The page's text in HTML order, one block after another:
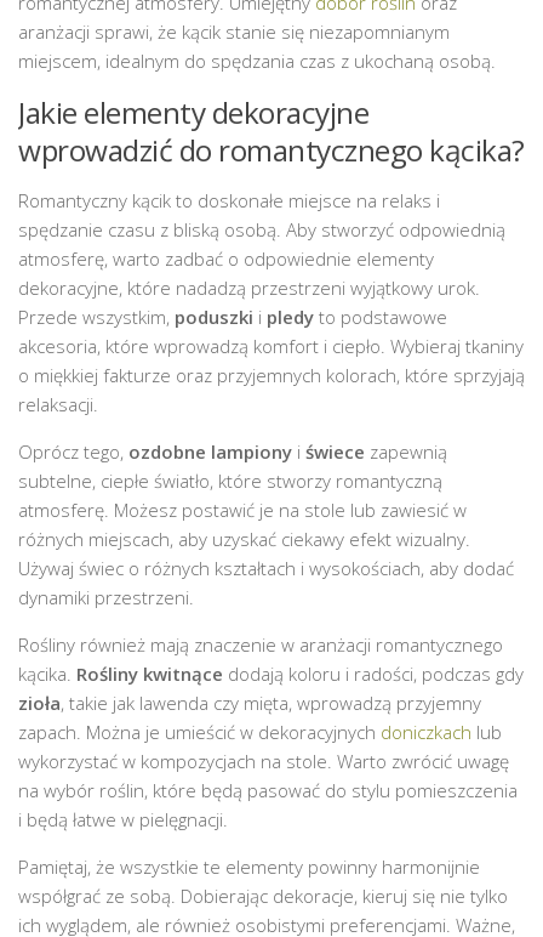
aranżacji sprawi, że kącik stanie się niezapomnianym
miejscem, idealnym do spędzania czas z ukochaną osobą.
Jakie elementy dekoracyjne
wprowadzić do romantycznego kącika?
Romantyczny kącik to doskonałe miejsce na relaks i
spędzanie czasu z bliską osobą. Aby stworzyć odpowiednią
atmosferę, warto zadbać o odpowiednie elementy
dekoracyjne, które nadadzą przestrzeni wyjątkowy urok.
Przede wszystkim, poduszki i pledy to podstawowe
akcesoria, które wprowadzą komfort i ciepło. Wybieraj tkaniny
o miękkiej fakturze oraz przyjemnych kolorach, które sprzyjają
relaksacji.
Oprócz tego, ozdobne lampiony i świece zapewnią
subtelne, ciepłe światło, które stworzy romantyczną
atmosferę. Możesz postawić je na stole lub zawiesić w
różnych miejscach, aby uzyskać ciekawy efekt wizualny.
Używaj świec o różnych kształtach i wysokościach, aby dodać
dynamiki przestrzeni.
Rośliny również mają znaczenie w aranżacji romantycznego
kącika. Rośliny kwitnące dodają koloru i radości, podczas gdy
zioła, takie jak lawenda czy mięta, wprowadzą przyjemny
zapach. Można je umieścić w dekoracyjnych doniczkach lub
wykorzystać w kompozycjach na stole. Warto zwrócić uwagę
na wybór roślin, które będą pasować do stylu pomieszczenia
i będą łatwe w pielęgnacji.
Pamiętaj, że wszystkie te elementy powinny harmonijnie
współgrać ze sobą. Dobierając dekoracje, kieruj się nie tylko
ich wyglądem, ale również osobistymi preferencjami. Ważne,